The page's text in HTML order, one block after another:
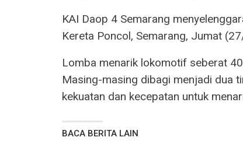
KAI Daop 4 Semarang
Kereta Poncol, Semarang, Jumat
Lomba menarik lokomotif seberat
Masing-masing dibagi menjadi dua
kekuatan dan kecepatan untuk
BACA BERITA LAIN